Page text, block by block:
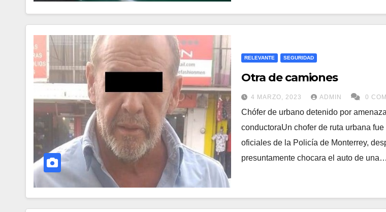
RELEVANTE SEGURIDAD
Otra de camiones
4 MARZO, 2023 ADMIN 0
Chófer de urbano detenido por
conductoraUn chofer de ruta urbana
oficiales de la Policía de Monterrey,
presuntamente chocara el auto de una…